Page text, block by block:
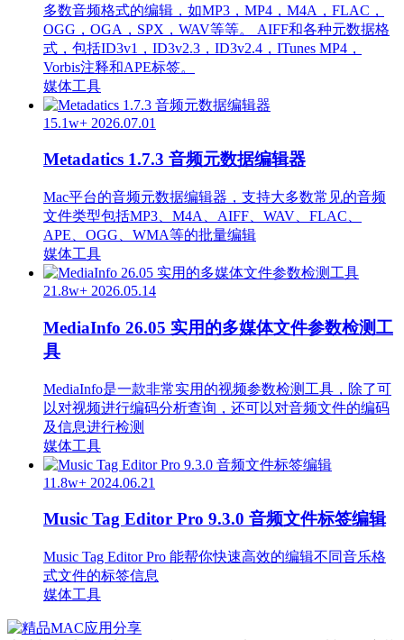
多数音频格式的编辑，如MP3，MP4，M4A，FLAC，
OGG，OGA，SPX，WAV等等。 AIFF和各种元数据格
式，包括ID3v1，ID3v2.3，ID3v2.4，ITunes MP4，
Vorbis注释和APE标签。
媒体工具
15.1w+ 2026.07.01
Metadatics 1.7.3 音频元数据编辑器
Mac平台的音频元数据编辑器，支持大多数常见的音频
文件类型包括MP3、M4A、AIFF、WAV、FLAC、
APE、OGG、WMA等的批量编辑
媒体工具
21.8w+ 2026.05.14
MediaInfo 26.05 实用的多媒体文件参数检测工
具
MediaInfo是一款非常实用的视频参数检测工具，除了可
以对视频进行编码分析查询，还可以对音频文件的编码
及信息进行检测
媒体工具
11.8w+ 2024.06.21
Music Tag Editor Pro 9.3.0 音频文件标签编辑
Music Tag Editor Pro 能帮你快速高效的编辑不同音乐格
式文件的标签信息
媒体工具